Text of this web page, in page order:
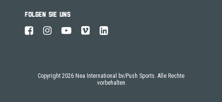
FOLGEN SIE UNS
Copyright 2026 Nea International bv/Push Sports. Alle Rechte
vorbehalten